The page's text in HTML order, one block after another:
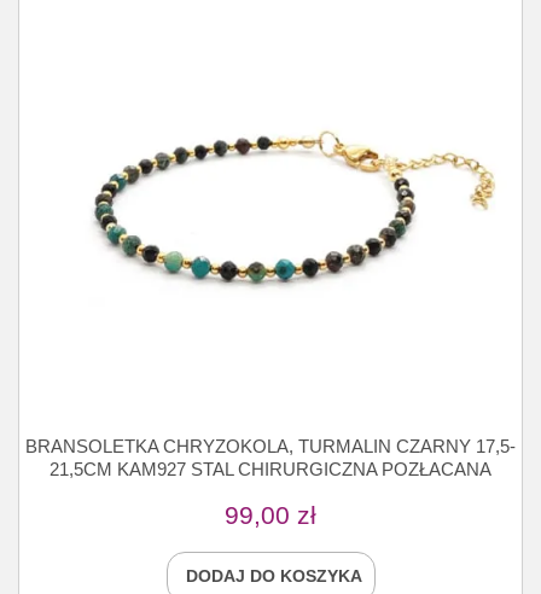
BRANSOLETKA CHRYZOKOLA, TURMALIN CZARNY 17,5-
21,5CM KAM927 STAL CHIRURGICZNA POZŁACANA
99,00 zł
DODAJ DO KOSZYKA